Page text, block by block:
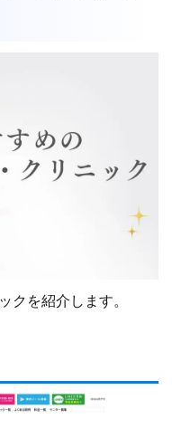
クを紹介します。